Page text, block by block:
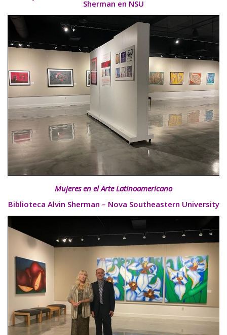
Sherman en NSU
Mujeres en el Arte Latinoamericano
Biblioteca Alvin Sherman – Nova Southeastern University